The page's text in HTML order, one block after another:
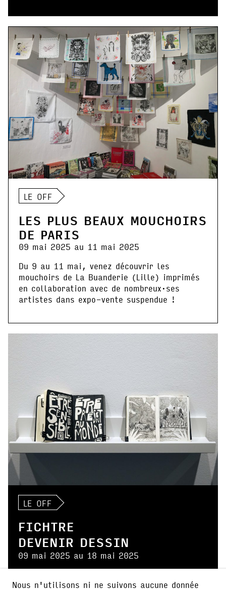
LE OFF
LES PLUS BEAUX MOUCHOIRS
DE PARIS
09 mai 2025 au 11 mai 2025
Du 9 au 11 mai, venez découvrir les
mouchoirs de La Buanderie (Lille) imprimés
en collaboration avec de nombreux·ses
artistes dans expo-vente suspendue !
LE OFF
FICHTRE
DEVENIR DESSIN
09 mai 2025 au 18 mai 2025
son livre "Devenir Dessin". A découvrir à la
Nous n'utilisons ni ne suivons aucune donnée